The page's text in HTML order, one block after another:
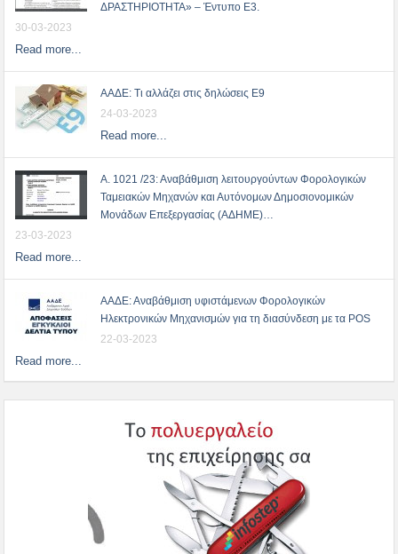
ΔΡΑΣΤΗΡΙΟΤΗΤΑ» – Έντυπο Ε3.
30-03-2023
Read more...
ΑΑΔΕ: Τι αλλάζει στις δηλώσεις Ε9
24-03-2023
Read more...
Α. 1021 /23: Αναβάθμιση λειτουργούντων Φορολογικών
Ταμειακών Μηχανών και Αυτόνομων Δημοσιονομικών
Μονάδων Επεξεργασίας (ΑΔΗΜΕ)…
23-03-2023
Read more...
ΑΑΔΕ: Αναβάθμιση υφιστάμενων Φορολογικών
Ηλεκτρονικών Μηχανισμών για τη διασύνδεση με τα POS
22-03-2023
Read more...